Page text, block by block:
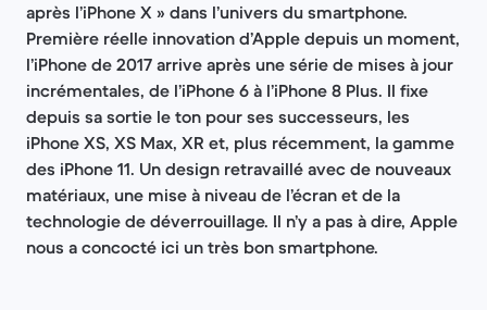
après l’iPhone X » dans l’univers du smartphone.
Première réelle innovation d’Apple depuis un moment,
l’iPhone de 2017 arrive après une série de mises à jour
incrémentales, de l’iPhone 6 à l’iPhone 8 Plus. Il fixe
depuis sa sortie le ton pour ses successeurs, les
iPhone XS, XS Max, XR et, plus récemment, la gamme
des iPhone 11. Un design retravaillé avec de nouveaux
matériaux, une mise à niveau de l’écran et de la
technologie de déverrouillage. Il n’y a pas à dire, Apple
nous a concocté ici un très bon smartphone.